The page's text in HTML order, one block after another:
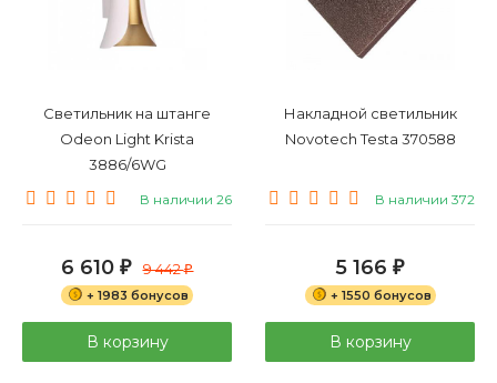
Светильник на штанге
Odeon Light Krista
3886/6WG
В наличии 26
6 610 ₽ 9 442₽
+ 1983 бонусов
В корзину
Накладной светильник
Novotech Testa 370588
В наличии 372
5 166 ₽
+ 1550 бонусов
В корзину